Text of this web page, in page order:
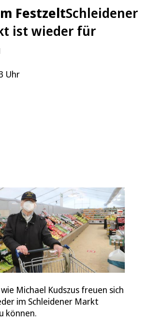
FestzeltSchleidener
ist wieder für
Uhr
Michael Kudszus freuen sich
im Schleidener Markt
können.